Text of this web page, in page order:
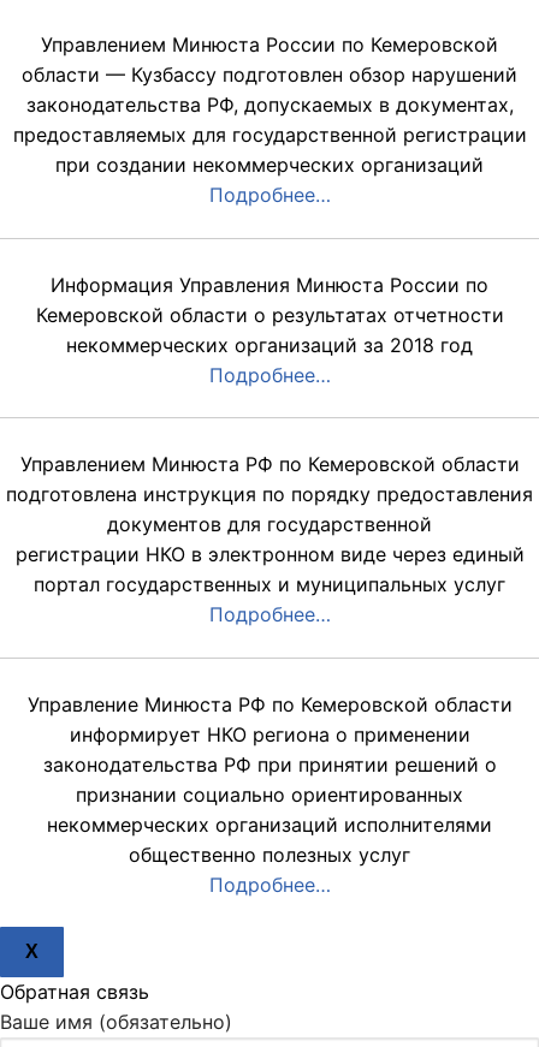
Управлением Минюста России по Кемеровской
области — Кузбассу подготовлен обзор нарушений
законодательства РФ, допускаемых в документах,
предоставляемых для государственной регистрации
при создании некоммерческих организаций
Подробнее…
Информация Управления Минюста России по
Кемеровской области о результатах отчетности
некоммерческих организаций за 2018 год
Подробнее…
Управлением Минюста РФ по Кемеровской области
подготовлена инструкция по порядку предоставления
документов для государственной
регистрации НКО в электронном виде через единый
портал государственных и муниципальных услуг
Подробнее…
Управление Минюста РФ по Кемеровской области
информирует НКО региона о применении
законодательства РФ при принятии решений о
признании социально ориентированных
некоммерческих организаций исполнителями
общественно полезных услуг
Подробнее…
X
Обратная связь
Ваше имя (обязательно)